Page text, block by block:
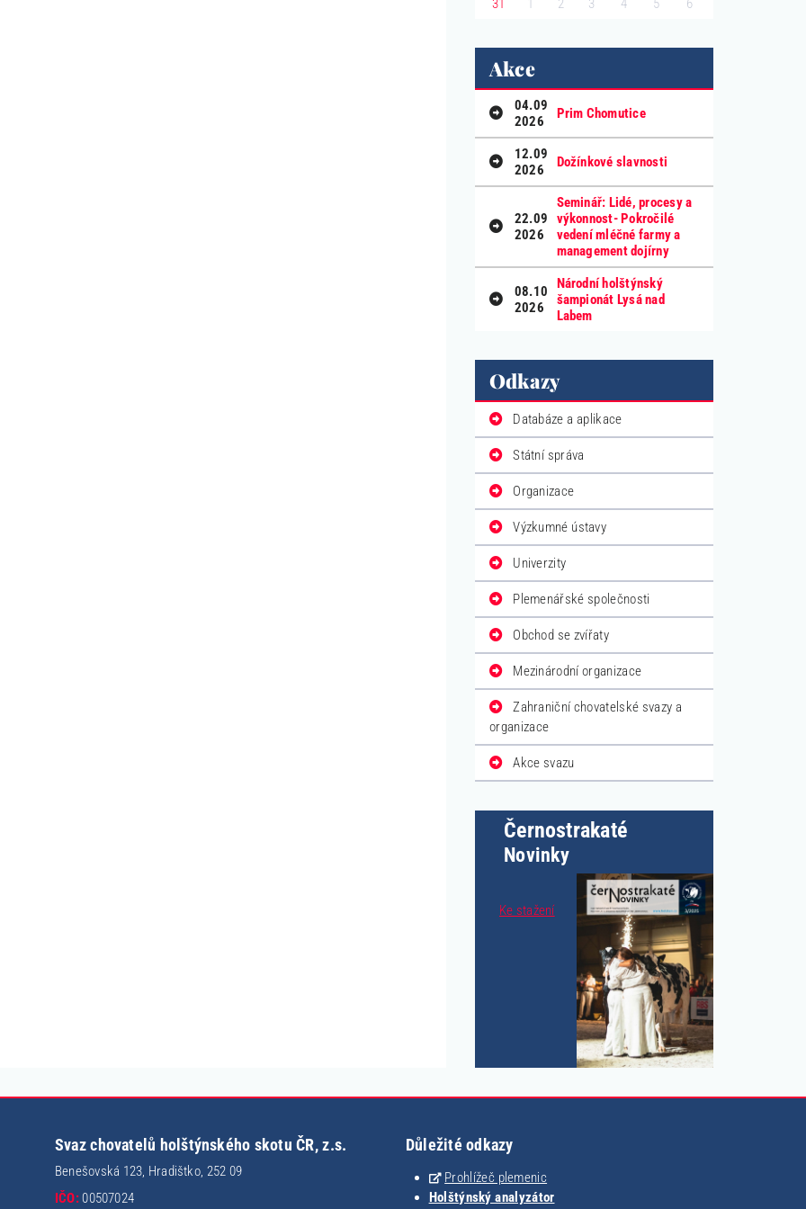
31
1 2 3 4 5 6
Akce
04.09
2026
Prim Chomutice
12.09
2026
Dožínkové slavnosti
22.09
2026
Seminář: Lidé, procesy a
výkonnost- Pokročilé
vedení mléčné farmy a
management dojírny
08.10
2026
Národní holštýnský
šampionát Lysá nad
Labem
Odkazy
Databáze a aplikace
Státní správa
Organizace
Výzkumné ústavy
Univerzity
Plemenářské společnosti
Obchod se zvířaty
Mezinárodní organizace
Zahraniční chovatelské svazy a
organizace
Akce svazu
Černostrakaté
Novinky
Ke stažení
Svaz chovatelů holštýnského skotu ČR, z.s.
Benešovská 123, Hradištko, 252 09
IČO:00507024
Důležité odkazy
Prohlížeč plemenic
Holštýnský analyzátor